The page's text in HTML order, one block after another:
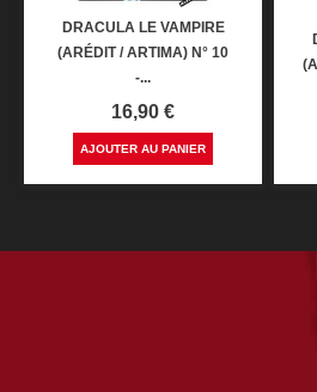
DRACULA LE VAMPIRE
(ARÉDIT / ARTIMA) N° 10
-...
Prix
16,90 €
AJOUTER AU PANIER